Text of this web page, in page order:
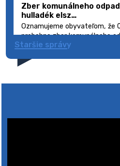
Zber komunálneho
hulladék elsz…
Oznamujeme obyvateľom,
prebehne zber komunálneho
obyvateľov, aby smetné
5. augusta 2026 08:41
Staršie správy